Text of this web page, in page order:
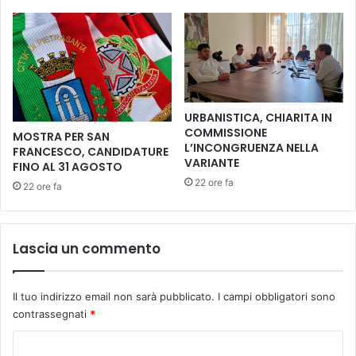
i
l
p
r
o
e
t
t
o
"
n
i
e
m
a
b
e
s
o
o
r
e
MOSTRA PER SAN
FRANCESCO, CANDIDATURE
FINO AL 31 AGOSTO
22 ore fa
URBANISTICA, CHIARITA IN
COMMISSIONE
L’INCONGRUENZA NELLA
VARIANTE
22 ore fa
Lascia un commento
Il tuo indirizzo email non sarà pubblicato. I campi obbligatori sono
contrassegnati *